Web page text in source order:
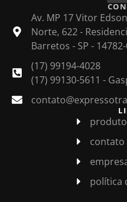
Av. MP 17 Vitor
Norte, 622 -
Barretos - SP -
(17) 99194-4028
(17) 99130-5611 -
contato
política